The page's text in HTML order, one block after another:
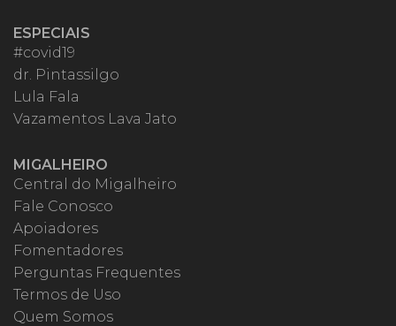
ESPECIAIS
#covid19
dr. Pintassilgo
Lula Fala
Vazamentos Lava Jato
MIGALHEIRO
Central do Migalheiro
Fale Conosco
Apoiadores
Fomentadores
Perguntas Frequentes
Termos de Uso
Quem Somos